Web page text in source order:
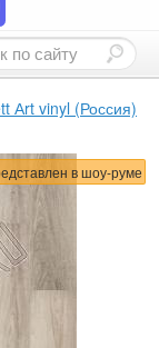
Аrt vinyl (Россия)
в шоу-руме